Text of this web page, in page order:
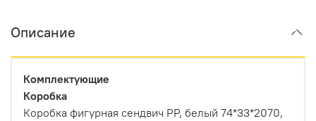
Описание
Комплектующие
Коробка
Коробка фигурная сендвич PP, белый 74*33*2070,